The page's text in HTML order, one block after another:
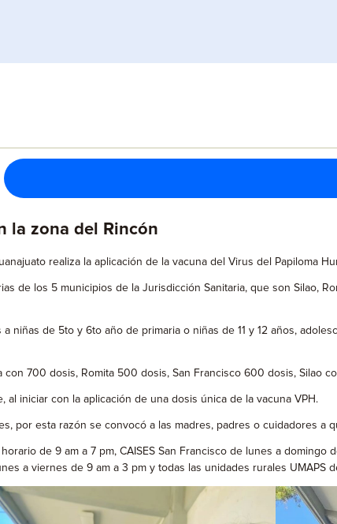
la zona del Rincón
realiza la aplicación de la vacuna del Virus del Papiloma
los 5 municipios de la Jurisdicción Sanitaria, que son Silao,
de 5to y 6to año de primaria o niñas de 11 y 12 años,
700 dosis, Romita 500 dosis, San Francisco 600 dosis, Silao
iniciar con la aplicación de una dosis única de la vacuna VPH.
por esta razón se convocó a las madres, padres o cuidadores a
de 9 am a 7 pm, CAISES San Francisco de lunes a domingo
a viernes de 9 am a 3 pm y todas las unidades rurales UMAPS